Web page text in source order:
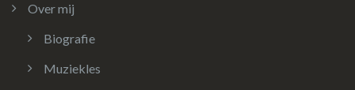
Over mij
Biografie
Muziekles